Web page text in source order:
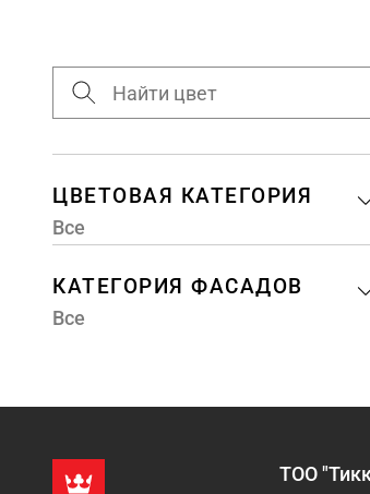
ЦВЕТОВАЯ КАТЕГОРИЯ
Все
КАТЕГОРИЯ ФАСАДОВ
Все
ТОО